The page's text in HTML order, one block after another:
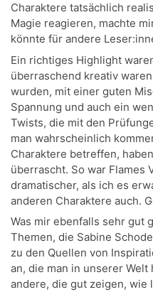
Charaktere tatsächlich
Magie reagieren, machte
könnte für andere
Ein richtiges Highlight
überraschend kreativ
wurden, mit einer guten
Spannung und auch ein
Twists, die mit den
man wahrscheinlich
Charaktere betreffen,
überrascht. So war Flames
dramatischer, als ich es
anderen Charaktere auch.
Was mir ebenfalls sehr gut
Themen, die Sabine
zu den Quellen von
an, die man in unserer
andere, die gut zeigen,